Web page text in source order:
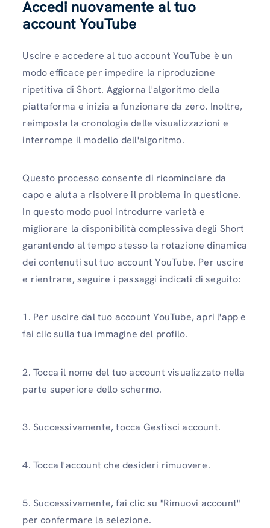
Accedi nuovamente al tuo
account YouTube
Uscire e accedere al tuo account YouTube è un
modo efficace per impedire la riproduzione
ripetitiva di Short. Aggiorna l'algoritmo della
piattaforma e inizia a funzionare da zero. Inoltre,
reimposta la cronologia delle visualizzazioni e
interrompe il modello dell'algoritmo.
Questo processo consente di ricominciare da
capo e aiuta a risolvere il problema in questione.
In questo modo puoi introdurre varietà e
migliorare la disponibilità complessiva degli Short
garantendo al tempo stesso la rotazione dinamica
dei contenuti sul tuo account YouTube. Per uscire
e rientrare, seguire i passaggi indicati di seguito:
1. Per uscire dal tuo account YouTube, apri l'app e
fai clic sulla tua immagine del profilo.
2. Tocca il nome del tuo account visualizzato nella
parte superiore dello schermo.
3. Successivamente, tocca Gestisci account.
4. Tocca l'account che desideri rimuovere.
5. Successivamente, fai clic su "Rimuovi account"
per confermare la selezione.